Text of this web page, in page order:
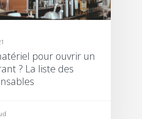
pour ouvrir un
? La liste des